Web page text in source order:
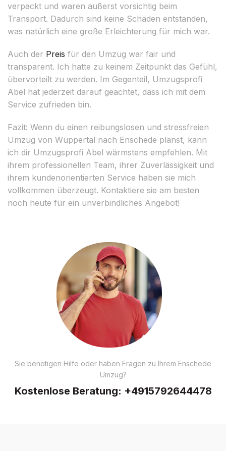
verpackt und waren äußerst vorsichtig beim
Transport. Dadurch sind keine Schäden entstanden,
was natürlich eine große Erleichterung für mich war.
Auch der Preis für den Umzug war fair und
transparent. Ich hatte zu keinem Zeitpunkt das Gefühl,
übervorteilt zu werden. Im Gegenteil, Umzugsprofi
Abel hat jederzeit darauf geachtet, dass ich mit dem
Service zufrieden bin.
Fazit: Wenn du einen reibungslosen und stressfreien
Umzug von Wuppertal nach Enschede planst, kann
ich dir Umzugsprofi Abel wärmstens empfehlen. Mit
ihrem professionellen Team, ihrer Zuverlässigkeit und
ihrem kundenorientierten Service haben sie mich
vollkommen überzeugt. Kontaktiere sie am besten
noch heute für ein unverbindliches Angebot!
Sie benötigen Hilfe oder haben Fragen zu Ihrem Enschede
Umzug?
Kostenlose Beratung: +4915792644478